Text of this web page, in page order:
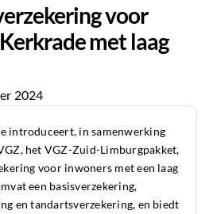
voor
met laag
2024
introduceert, in samenwerking
het VGZ-Zuid-Limburgpakket,
voor inwoners met een laag
een basisverzekering,
en tandartsverzekering, en biedt